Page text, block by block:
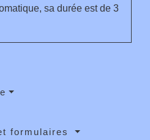
sa durée est de 3
formulaires